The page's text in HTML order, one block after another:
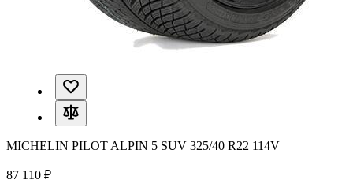
MICHELIN PILOT ALPIN 5 SUV 325/40 R22 114V
87 110 ₽